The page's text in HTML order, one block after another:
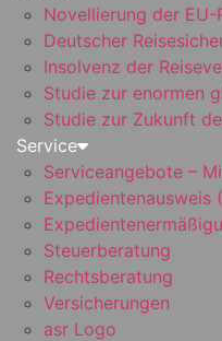
Novellierung der
Deutscher
Insolvenz der
Studie zur enormen
Studie zur Zukunft
Service
Serviceangebote –
Expedientenausweis
Steuerberatung
Rechtsberatung
Versicherungen
asr Logo